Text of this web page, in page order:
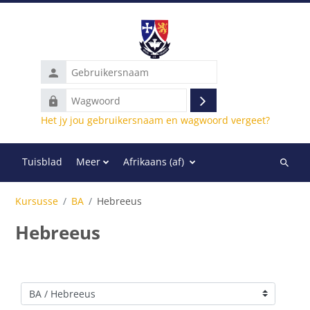
Gebruikersnaam
Wagwoord
Teken
in
Het jy jou gebruikersnaam en wagwoord vergeet?
Tuisblad Meer Afrikaans ‎(af)‎
Soek
Kursusse BA Hebreeus
Hebreeus
Kursus kategorieë